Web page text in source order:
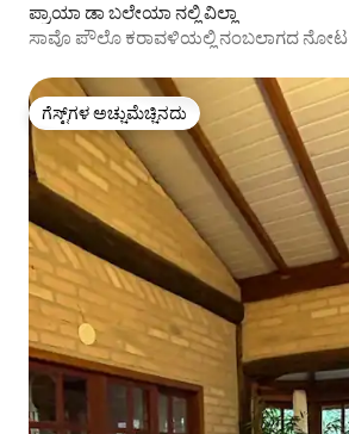
ಪ್ರಾಯಾ ಡಾ ಬಲೇಯಾ ನಲ್ಲಿ ವಿಲ್ಲಾ
ಸಾವೊ ಪೌಲೊ ಕರಾವಳಿಯಲ್ಲಿ ನಂಬಲಾಗದ ನೋಟ
ಗೆಸ್ಟ್‌ಗಳ ಅಚ್ಚುಮೆಚ್ಚಿನದು
ಗೆಸ್ಟ್‌ಗಳ ಅಚ್ಚುಮೆಚ್ಚಿನದು